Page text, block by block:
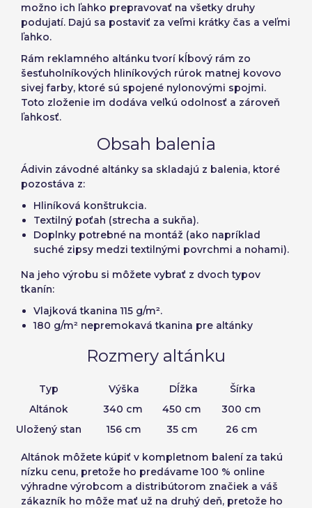
možno ich ľahko prepravovať na všetky druhy
podujatí. Dajú sa postaviť za veľmi krátky čas a veľmi
ľahko.
Rám reklamného altánku tvorí kĺbový rám zo
šesťuholníkových hliníkových rúrok matnej kovovo
sivej farby, ktoré sú spojené nylonovými spojmi.
Toto zloženie im dodáva veľkú odolnosť a zároveň
ľahkosť.
Obsah balenia
Ádivin závodné altánky sa skladajú z balenia, ktoré
pozostáva z:
Hliníková konštrukcia.
Textilný poťah (strecha a sukňa).
Doplnky potrebné na montáž (ako napríklad
suché zipsy medzi textilnými povrchmi a nohami).
Na jeho výrobu si môžete vybrať z dvoch typov
tkanín:
Vlajková tkanina 115 g/m².
180 g/m² nepremokavá tkanina pre altánky
Rozmery altánku
Typ Výška Dĺžka
Šírka
Altánok
340 cm 450 cm
300 cm
Uložený stan
156 cm 35 cm 26 cm
Altánok môžete kúpiť v kompletnom balení za takú
nízku cenu, pretože ho predávame 100 % online
výhradne výrobcom a distribútorom značiek a váš
zákazník ho môže mať už na druhý deň, pretože ho